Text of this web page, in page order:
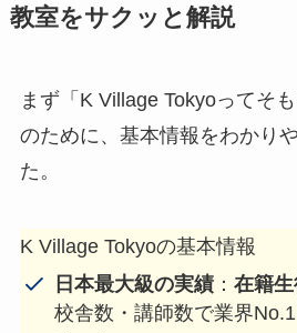
教室をサクッと解説
まず「K Village Tokyoってそ
のために、基本情報をわかり
た。
K Village Tokyoの基本情報
日本最大級の実績 ：在籍生
校舎数・講師数で業界